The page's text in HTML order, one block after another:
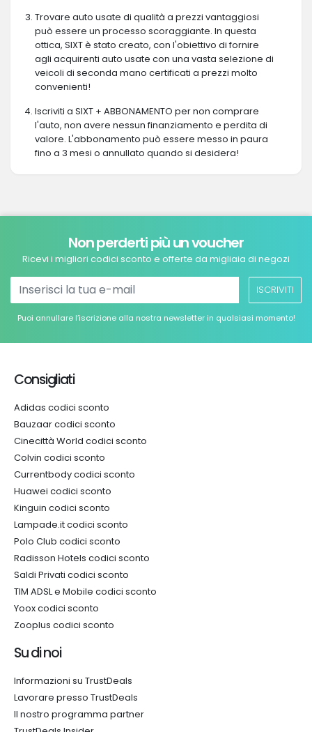
Trovare auto usate di qualità a prezzi vantaggiosi
può essere un processo scoraggiante. In questa
ottica, SIXT è stato creato, con l'obiettivo di fornire
agli acquirenti auto usate con una vasta selezione di
veicoli di seconda mano certificati a prezzi molto
convenienti!
Iscriviti a SIXT + ABBONAMENTO per non comprare
l'auto, non avere nessun finanziamento e perdita di
valore. L'abbonamento può essere messo in paura
fino a 3 mesi o annullato quando si desidera!
Non perderti più un voucher
Ricevi i migliori codici sconto e offerte da migliaia di negozi
ISCRIVITI
Puoi annullare l’iscrizione alla nostra newsletter in qualsiasi momento!
Consigliati
Adidas codici sconto
Bauzaar codici sconto
Cinecittà World codici sconto
Colvin codici sconto
Currentbody codici sconto
Huawei codici sconto
Kinguin codici sconto
Lampade.it codici sconto
Polo Club codici sconto
Radisson Hotels codici sconto
Saldi Privati codici sconto
TIM ADSL e Mobile codici sconto
Yoox codici sconto
Zooplus codici sconto
Su di noi
Informazioni su TrustDeals
Lavorare presso TrustDeals
Il nostro programma partner